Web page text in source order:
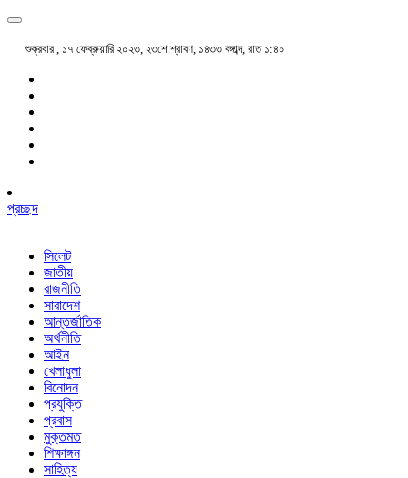
শুক্রবার , ১৭ ফেব্রুয়ারি ২০২৩, ২৩শে শ্রাবণ, ১৪৩৩ বঙ্গাব্দ, রাত ১:৪০
প্রচ্ছদ
সিলেট
জাতীয়
রাজনীতি
সারাদেশ
আন্তর্জাতিক
অর্থনীতি
আইন
খেলাধুলা
বিনোদন
প্রযুক্তি
প্রবাস
মুক্তমত
শিক্ষাঙ্গন
সাহিত্য